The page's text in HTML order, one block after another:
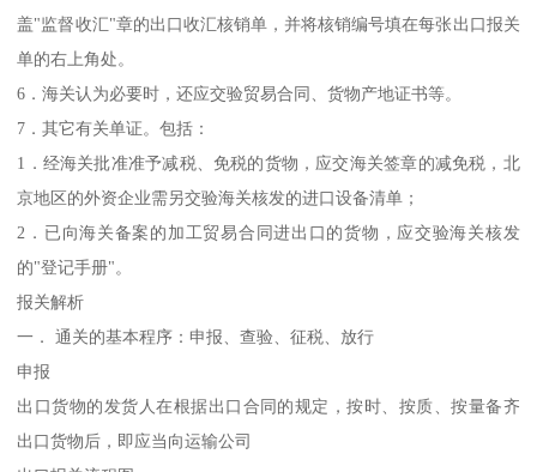
盖"监督收汇"章的出口收汇核销单，并将核销编号填在每张出口报关
单的右上角处。
6．海关认为必要时，还应交验贸易合同、货物产地证书等。
7．其它有关单证。包括：
1．经海关批准准予减税、免税的货物，应交海关签章的减免税，北
京地区的外资企业需另交验海关核发的进口设备清单；
2．已向海关备案的加工贸易合同进出口的货物，应交验海关核发
的"登记手册"。
报关解析
一． 通关的基本程序：申报、查验、征税、放行
申报
出口货物的发货人在根据出口合同的规定，按时、按质、按量备齐
出口货物后，即应当向运输公司